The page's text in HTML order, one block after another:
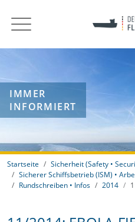
IMMER
INFORMIERT
Startseite
Sicherheit (Safety •
Sicherer Schiffsbetrieb (ISM) •
Rundschreiben • Infos
2014